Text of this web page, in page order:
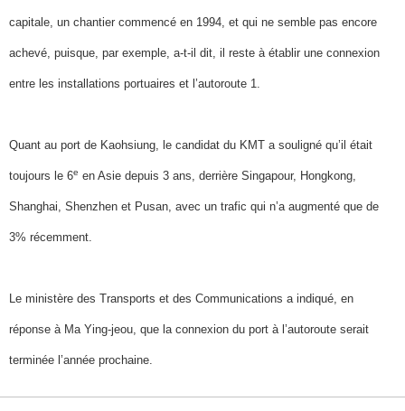
capitale, un chantier commencé en 1994, et qui ne semble pas encore
achevé, puisque, par exemple, a-t-il dit, il reste à établir une connexion
entre les installations portuaires et l’autoroute 1.
Quant au port de Kaohsiung, le candidat du KMT a souligné qu’il était
toujours le 6e en Asie depuis 3 ans, derrière Singapour, Hongkong,
Shanghai, Shenzhen et Pusan, avec un trafic qui n’a augmenté que de
3% récemment.
Le ministère des Transports et des Communications a indiqué, en
réponse à Ma Ying-jeou, que la connexion du port à l’autoroute serait
terminée l’année prochaine.